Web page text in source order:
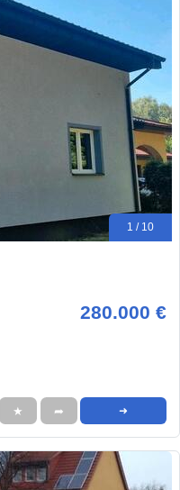
1 / 10
280.000 €
★ ➦ ➜